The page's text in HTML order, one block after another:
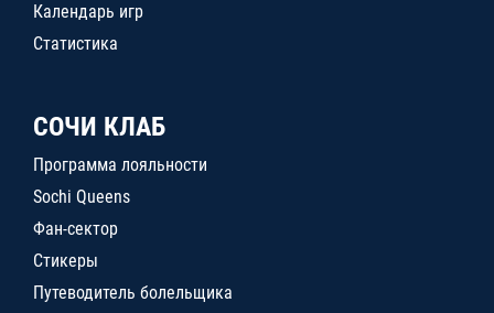
Календарь игр
Статистика
СОЧИ КЛАБ
Программа лояльности
Sochi Queens
Фан-сектор
Стикеры
Путеводитель болельщика